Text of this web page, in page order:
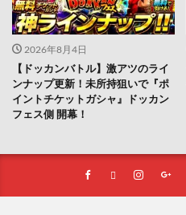
2026年8月4日
【ドッカンバトル】激アツのライ
ンナップ更新！未所持狙いで『ポ
イントチケットガシャ』ドッカン
フェス側 開幕！